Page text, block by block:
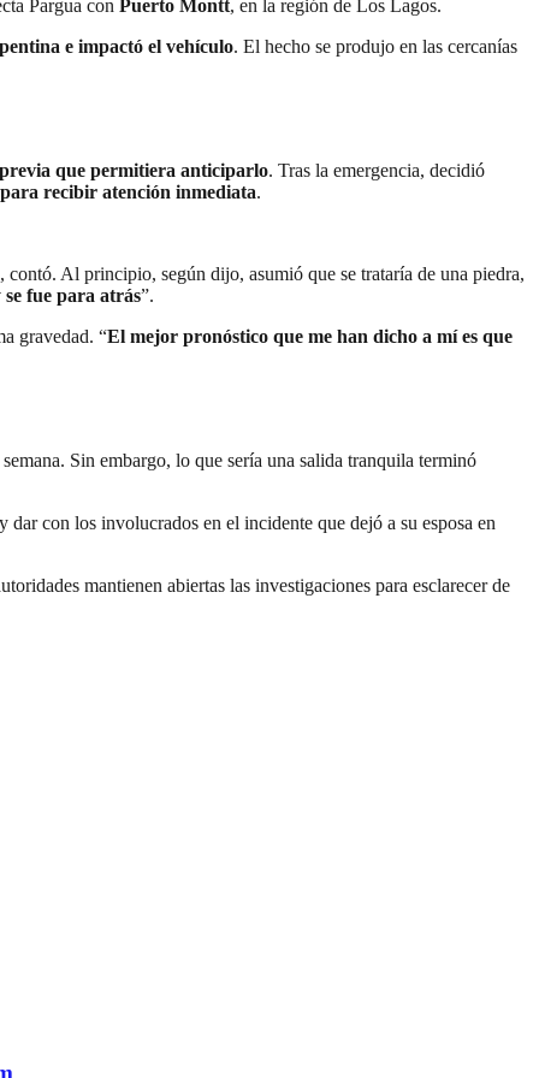
Pargua con Puerto Montt, en la región de Los Lagos.
e impactó el vehículo. El hecho se produjo en las cercanías
que permitiera anticiparlo. Tras la emergencia, decidió
recibir atención inmediata.
contó. Al principio, según dijo, asumió que se trataría de una piedra,
fue para atrás”.
gravedad. “El mejor pronóstico que me han dicho a mí es que
Sin embargo, lo que sería una salida tranquila terminó
con los involucrados en el incidente que dejó a su esposa en
mantienen abiertas las investigaciones para esclarecer de